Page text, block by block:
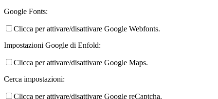
Google Fonts:
Clicca per attivare/disattivare Google Webfonts.
Impostazioni Google di Enfold:
Clicca per attivare/disattivare Google Maps.
Cerca impostazioni:
Clicca per attivare/disattivare Google reCaptcha.